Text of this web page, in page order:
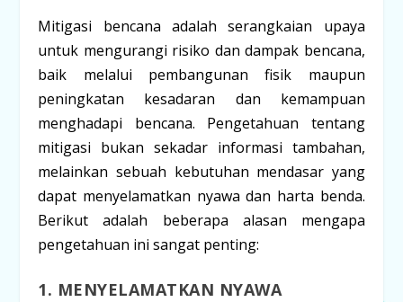
Mitigasi bencana adalah serangkaian upaya
untuk mengurangi risiko dan dampak bencana,
baik melalui pembangunan fisik maupun
peningkatan kesadaran dan kemampuan
menghadapi bencana. Pengetahuan tentang
mitigasi bukan sekadar informasi tambahan,
melainkan sebuah kebutuhan mendasar yang
dapat menyelamatkan nyawa dan harta benda.
Berikut adalah beberapa alasan mengapa
pengetahuan ini sangat penting:
1. MENYELAMATKAN NYAWA